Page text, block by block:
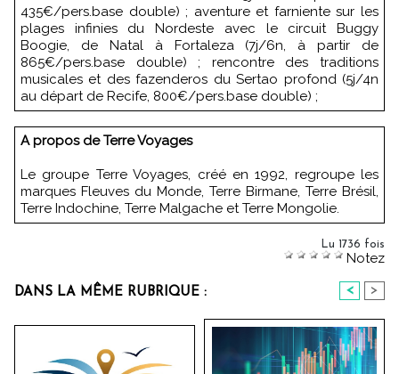
435€/pers.base double) ; aventure et farniente sur les
plages infinies du Nordeste avec le circuit Buggy
Boogie, de Natal à Fortaleza (7j/6n, à partir de
865€/pers.base double) ; rencontre des traditions
musicales et des fazenderos du Sertao profond (5j/4n
au départ de Recife, 800€/pers.base double) ;
A propos de Terre Voyages
Le groupe Terre Voyages, créé en 1992, regroupe les
marques Fleuves du Monde, Terre Birmane, Terre Brésil,
Terre Indochine, Terre Malgache et Terre Mongolie.
Lu 1736 fois
Notez
DANS LA MÊME RUBRIQUE : < >